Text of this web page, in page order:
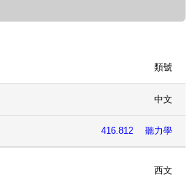
類號
中文
416.812 聽力學
西文